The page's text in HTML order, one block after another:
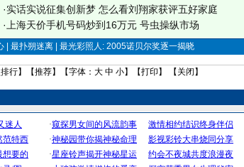
·实话实说征集创新梦 怎么看刘翔家获评五好家庭
· 上海天价手机号码炒到16万元 号虫操纵市场
| 最扑朔迷离 | 最光彩照人: 2005诺贝尔奖逐一揭晓
行】【推荐】【字体： 大 中 小】【打印 】 【 关闭 】